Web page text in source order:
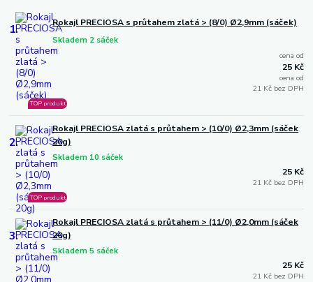
1. Rokajl PRECIOSA s průtahem zlatá > (8/0) Ø2,9mm (sáček)
Skladem 2 sáček
TOP produkt
cena od
25 Kč
cena od
21 Kč bez DPH
2.
Rokajl PRECIOSA zlatá s průtahem > (10/0) Ø2,3mm (sáček
20g)
Skladem 10 sáček
TOP produkt
25 Kč
21 Kč bez DPH
3.
Rokajl PRECIOSA zlatá s průtahem > (11/0) Ø2,0mm (sáček
20g)
Skladem 5 sáček
25 Kč
21 Kč bez DPH